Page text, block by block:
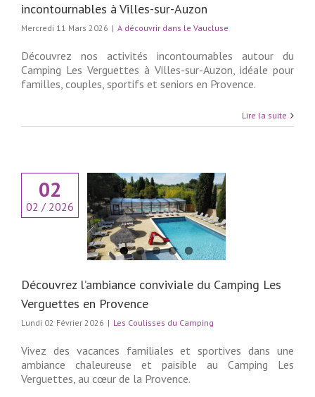
incontournables à Villes-sur-Auzon
Mercredi 11 Mars 2026 | A découvrir dans le Vaucluse
Découvrez nos activités incontournables autour du
Camping Les Verguettes à Villes-sur-Auzon, idéale pour
familles, couples, sportifs et seniors en Provence.
Lire la suite
02
02 / 2026
l’ambiance
Découvrez l’ambiance conviviale du Camping Les
Verguettes en Provence
Lundi 02 Février 2026 | Les Coulisses du Camping
Vivez des vacances familiales et sportives dans une
ambiance chaleureuse et paisible au Camping Les
Verguettes, au cœur de la Provence.